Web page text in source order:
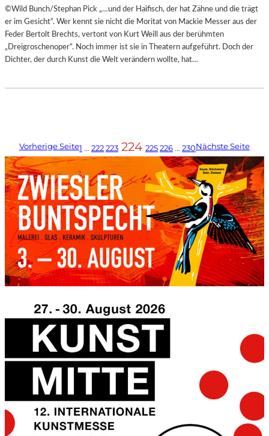
©Wild Bunch/Stephan Pick „…und der Haifisch, der hat Zähne und die trägt
er im Gesicht“. Wer kennt sie nicht die Moritat von Mackie Messer aus der
Feder Bertolt Brechts, vertont von Kurt Weill aus der berühmten
„Dreigroschenoper“. Noch immer ist sie in Theatern aufgeführt. Doch der
Dichter, der durch Kunst die Welt verändern wollte, hat…
Vorherige Seite1 … 222223 224 225226 … 230Nächste Seite